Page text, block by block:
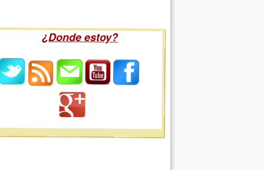
¿Donde estoy?